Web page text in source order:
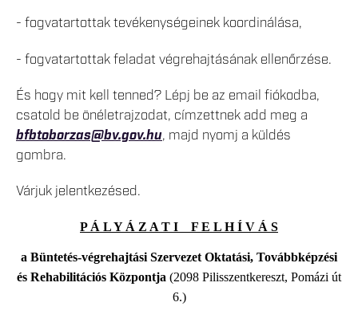
- fogvatartottak tevékenységeinek koordinálása,
- fogvatartottak feladat végrehajtásának ellenőrzése.
És hogy mit kell tenned? Lépj be az email fiókodba,
csatold be önéletrajzodat, címzettnek add meg a
bfbtoborzas@bv.gov.hu, majd nyomj a küldés
gombra.
Várjuk jelentkezésed.
P Á L Y Á Z A T I F E L H Í V Á S
a Büntetés-végrehajtási Szervezet Oktatási, Továbbképzési
és Rehabilitációs Központja (2098 Pilisszentkereszt, Pomázi út
6.)